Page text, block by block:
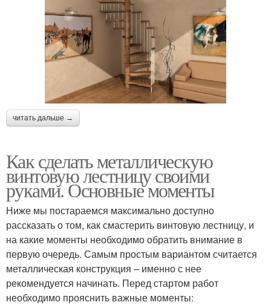
читать дальше →
Как сделать металлическую
винтовую лестницу своими
руками. Основные моменты
Ниже мы постараемся максимально доступно
рассказать о том, как смастерить винтовую лестницу, и
на какие моменты необходимо обратить внимание в
первую очередь. Самым простым вариантом считается
металлическая конструкция – именно с нее
рекомендуется начинать. Перед стартом работ
необходимо прояснить важные моменты: